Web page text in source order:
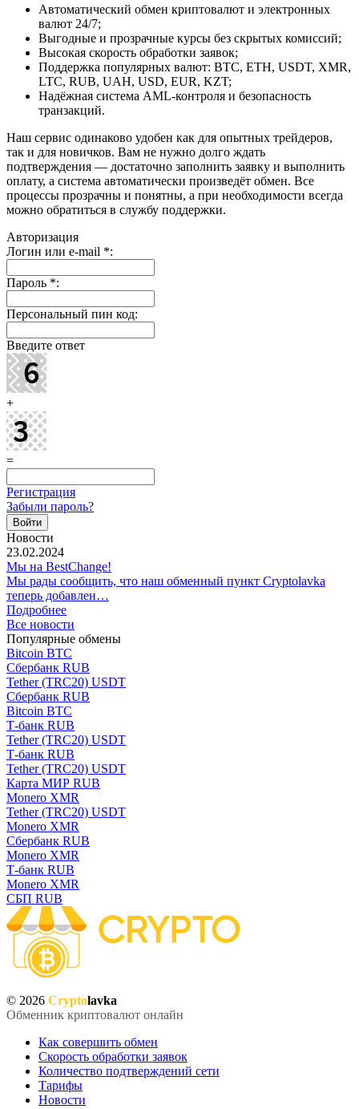
Автоматический обмен криптовалют и электронных
валют 24/7;
Выгодные и прозрачные курсы без скрытых комиссий;
Высокая скорость обработки заявок;
Поддержка популярных валют: BTC, ETH, USDT, XMR,
LTC, RUB, UAH, USD, EUR, KZT;
Надёжная система AML-контроля и безопасность
транзакций.
Наш сервис одинаково удобен как для опытных трейдеров,
так и для новичков. Вам не нужно долго ждать
подтверждения — достаточно заполнить заявку и выполнить
оплату, а система автоматически произведёт обмен. Все
процессы прозрачны и понятны, а при необходимости всегда
можно обратиться в службу поддержки.
Авторизация
Логин или e-mail *:
Пароль *:
Персональный пин код:
Введите ответ
+
=
Регистрация
Забыли пароль?
Новости
23.02.2024
Мы на BestChange!
Мы рады сообщить, что наш обменный пункт Cryptolavka
теперь добавлен…
Подробнее
Все новости
Популярные обмены
Bitcoin BTC
Сбербанк RUB
Tether (TRC20) USDT
Сбербанк RUB
Bitcoin BTC
Т-банк RUB
Tether (TRC20) USDT
Т-банк RUB
Tether (TRC20) USDT
Карта МИР RUB
Monero XMR
Tether (TRC20) USDT
Monero XMR
Сбербанк RUB
Monero XMR
Т-банк RUB
Monero XMR
СБП RUB
© 2026 Cryptolavka
Обменник криптовалют онлайн
Как совершить обмен
Скорость обработки заявок
Количество подтверждений сети
Тарифы
Новости